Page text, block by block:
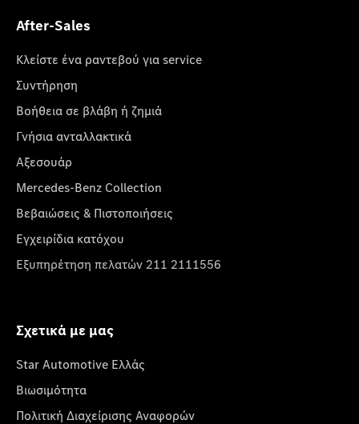
After-Sales
Κλείστε ένα ραντεβού για service
Συντήρηση
Βοήθεια σε βλάβη ή ζημιά
Γνήσια ανταλλακτικά
Αξεσουάρ
Mercedes-Benz Collection
Βεβαιώσεις & Πιστοποιήσεις
Εγχειρίδια κατόχου
Εξυπηρέτηση πελατών 211 2111556
Σχετικά με μας
Star Automotive Ελλάς
Βιωσιμότητα
Πολιτική Διαχείρισης Αναφορών